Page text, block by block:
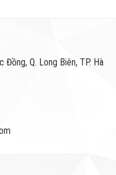
Đồng, Q. Long Biên, TP. Hà